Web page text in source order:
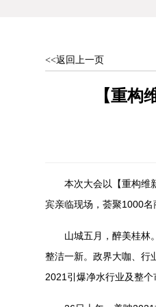
<<返回上一页
【重构
本次大会以【重构维新
宾亲临现场，荟聚1000
山城五月，醉美桂林。
整洁一新。政界大咖、
2021引爆净水行业及整